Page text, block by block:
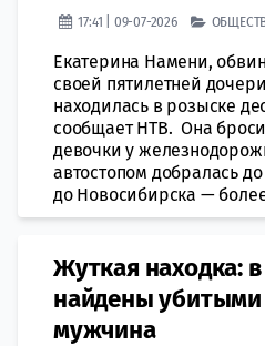
17:41 | 09-07-2026
Екатерина Намени,
своей пятилетней
находилась в розыске
сообщает НТВ. Она
девочки у
автостопом добралась
до Новосибирска —
Жуткая находка:
найдены
мужчина